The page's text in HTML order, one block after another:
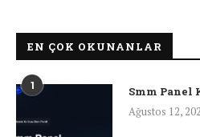
EN ÇOK OKUNANLAR
1
Smm
Ağustos 12,